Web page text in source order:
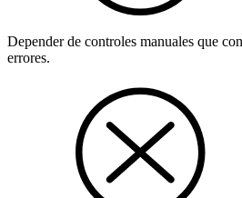
Depender de controles manuales que
errores.